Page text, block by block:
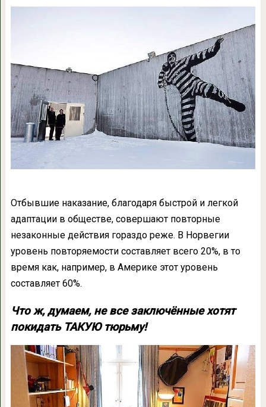
Отбывшие наказание, благодаря быстрой и легкой
адаптации в обществе, совершают повторные
незаконные действия гораздо реже. В Норвегии
уровень повторяемости составляет всего 20%, в то
время как, например, в Америке этот уровень
составляет 60%.
Что ж, думаем, не все заключённые хотят
покидать ТАКУЮ тюрьму!